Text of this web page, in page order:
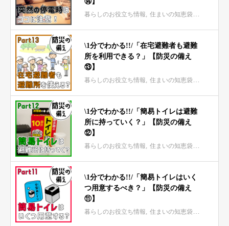
暮らしのお役立ち情報 住まいの知恵袋 mini
\1分でわかる!!/「在宅避難者も避難
所を利用できる？」【防災の備え
⑬】
暮らしのお役立ち情報 住まいの知恵袋 mini
\1分でわかる!!/「簡易トイレは避難
所に持っていく？」【防災の備え
⑫】
暮らしのお役立ち情報 住まいの知恵袋 mini
\1分でわかる!!/「簡易トイレはいく
つ用意するべき？」【防災の備え
⑪】
暮らしのお役立ち情報 住まいの知恵袋 mini